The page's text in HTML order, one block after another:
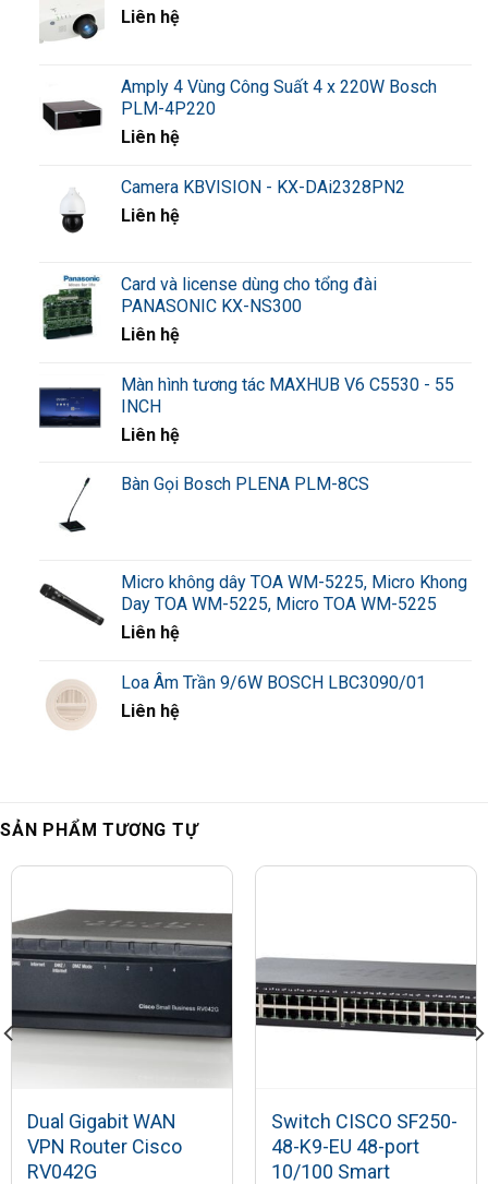
Liên hệ
Amply 4 Vùng Công Suất 4 x 220W Bosch
PLM-4P220
Liên hệ
Camera KBVISION - KX-DAi2328PN2
Liên hệ
Card và license dùng cho tổng đài
PANASONIC KX-NS300
Liên hệ
Màn hình tương tác MAXHUB V6 C5530 - 55
INCH
Liên hệ
Bàn Gọi Bosch PLENA PLM-8CS
Micro không dây TOA WM-5225, Micro Khong
Day TOA WM-5225, Micro TOA WM-5225
Liên hệ
Loa Âm Trần 9/6W BOSCH LBC3090/01
Liên hệ
SẢN PHẨM TƯƠNG TỰ
Dual Gigabit WAN
VPN Router Cisco
RV042G
Switch CISCO SF250-
48-K9-EU 48-port
10/100 Smart